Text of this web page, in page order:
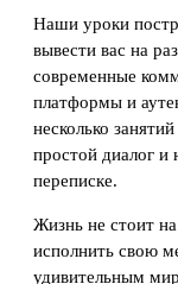
Наши уроки
вывести вас на
современные
платформы и
несколько
простой диалог и
переписке.
Жизнь не стоит
исполнить свою
удивительным